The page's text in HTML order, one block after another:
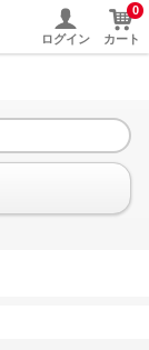
ログイン
0
カート